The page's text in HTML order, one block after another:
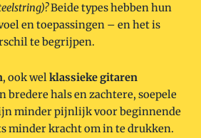
Beide types hebben hun
en toepassingen – en het is
te begrijpen.
, ook wel klassieke gitaren
bredere hals en zachtere, soepele
minder pijnlijk voor beginnende
minder kracht om in te drukken.